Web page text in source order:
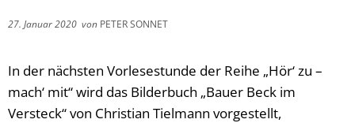
27. Januar 2020 von PETER SONNET
In der nächsten Vorlesestunde der Reihe „Hör‘ zu –
mach‘ mit“ wird das Bilderbuch „Bauer Beck im
Versteck“ von Christian Tielmann vorgestellt,